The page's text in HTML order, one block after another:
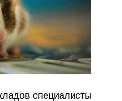
специалисты